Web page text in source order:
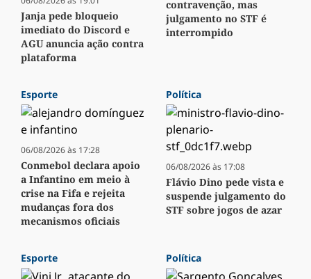
Janja pede bloqueio
imediato do Discord e
AGU anuncia ação contra
plataforma
contravenção, mas
julgamento no STF é
interrompido
Esporte
06/08/2026 às 17:28
Conmebol declara apoio
a Infantino em meio à
crise na Fifa e rejeita
mudanças fora dos
mecanismos oficiais
Política
06/08/2026 às 17:08
Flávio Dino pede vista e
suspende julgamento do
STF sobre jogos de azar
Esporte Política